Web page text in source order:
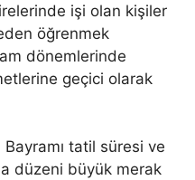
işi olan kişiler
öğrenmek
dönemlerinde
geçici olarak
Bayramı tatil süresi ve
düzeni büyük merak